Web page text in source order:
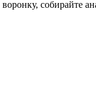
собирайте